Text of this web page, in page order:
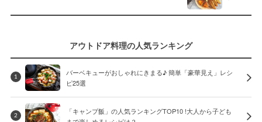
アウトドア料理の人気ランキング
1
バーベキューがおしゃれにきまる♪ 簡単「豪華見え」レシ
ピ25選
2
「キャンプ飯」の人気ランキングTOP10 !大人から子ども